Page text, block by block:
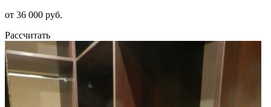
от 36 000 руб.
Рассчитать